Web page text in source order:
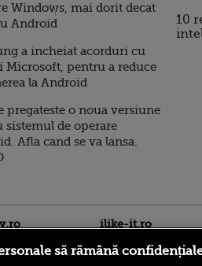
Windows, mai dorit decat
Android
a incheiat acorduri cu
Microsoft, pentru a reduce
la Android
pregateste o noua versiune
sistemul de operare
Afla cand se va lansa.
10
ilike-it.ro
să rămână